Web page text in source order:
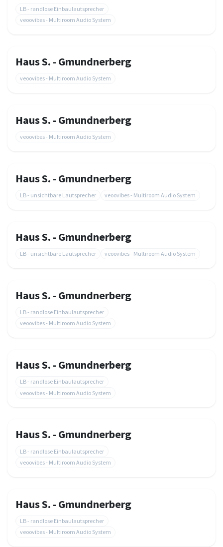
LB - randlose Einbaulautsprecher
veoovibes - Multiroom Audio System
Haus S. - Gmundnerberg
veoovibes - Multiroom Audio System
Haus S. - Gmundnerberg
veoovibes - Multiroom Audio System
Haus S. - Gmundnerberg
LB - unsichtbare Lautsprecher veoovibes - Multiroom Audio System
Haus S. - Gmundnerberg
LB - unsichtbare Lautsprecher veoovibes - Multiroom Audio System
Haus S. - Gmundnerberg
LB - randlose Einbaulautsprecher
veoovibes - Multiroom Audio System
Haus S. - Gmundnerberg
LB - randlose Einbaulautsprecher
veoovibes - Multiroom Audio System
Haus S. - Gmundnerberg
LB - randlose Einbaulautsprecher
veoovibes - Multiroom Audio System
Haus S. - Gmundnerberg
LB - randlose Einbaulautsprecher
veoovibes - Multiroom Audio System